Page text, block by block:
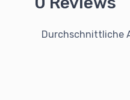
Durchschnittliche